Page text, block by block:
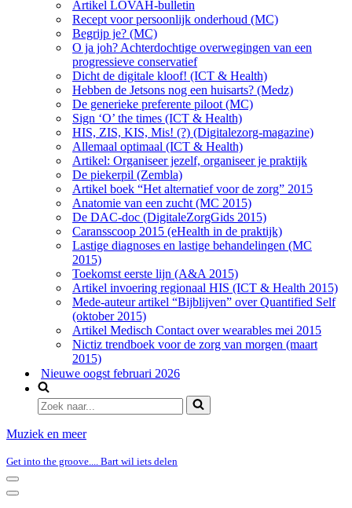
Artikel LOVAH-bulletin
Recept voor persoonlijk onderhoud (MC)
Begrijp je? (MC)
O ja joh? Achterdochtige overwegingen van een
progressieve conservatief
Dicht de digitale kloof! (ICT & Health)
Hebben de Jetsons nog een huisarts? (Medz)
De generieke preferente piloot (MC)
Sign ‘O’ the times (ICT & Health)
HIS, ZIS, KIS, Mis! (?) (Digitalezorg-magazine)
Allemaal optimaal (ICT & Health)
Artikel: Organiseer jezelf, organiseer je praktijk
De piekerpil (Zembla)
Artikel boek “Het alternatief voor de zorg” 2015
Anatomie van een zucht (MC 2015)
De DAC-doc (DigitaleZorgGids 2015)
Caransscoop 2015 (eHealth in de praktijk)
Lastige diagnoses en lastige behandelingen (MC
2015)
Toekomst eerste lijn (A&A 2015)
Artikel invoering regionaal HIS (ICT & Health 2015)
Mede-auteur artikel “Bijblijven” over Quantified Self
(oktober 2015)
Artikel Medisch Contact over wearables mei 2015
Nictiz trendboek voor de zorg van morgen (maart
2015)
Nieuwe oogst februari 2026
Zoek
naar...
Muziek en meer
Get into the groove.... Bart wil iets delen
Navigatie
Menu
Navigatie